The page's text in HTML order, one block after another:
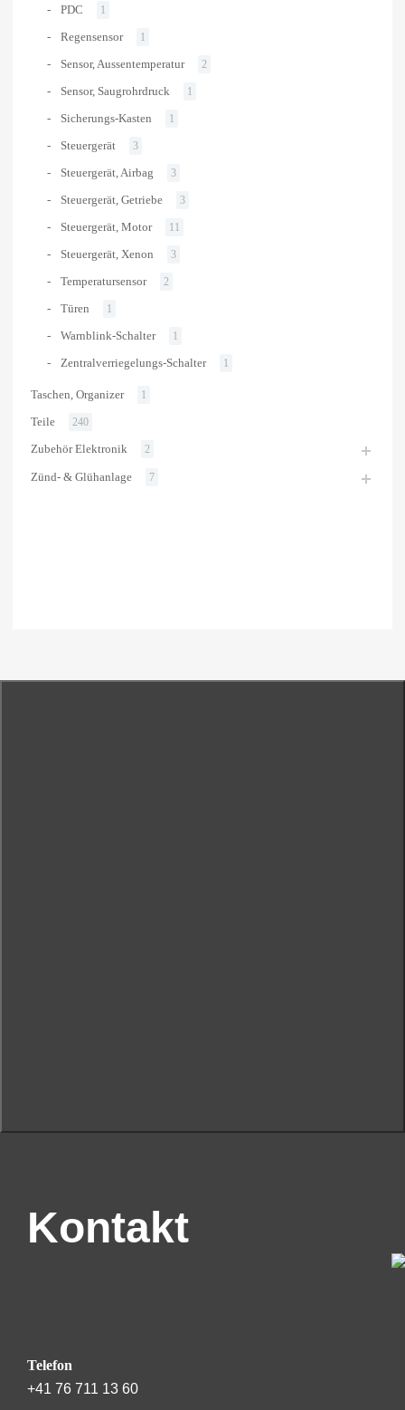
PDC 1
Regensensor 1
Sensor, Aussentemperatur 2
Sensor, Saugrohrdruck 1
Sicherungs-Kasten 1
Steuergerät 3
Steuergerät, Airbag 3
Steuergerät, Getriebe 3
Steuergerät, Motor 11
Steuergerät, Xenon 3
Temperatursensor 2
Türen 1
Warnblink-Schalter 1
Zentralverriegelungs-Schalter 1
Taschen, Organizer 1
Teile 240
Zubehör Elektronik 2
Zünd- & Glühanlage 7
Kontakt
Telefon
+41 76 711 13 60